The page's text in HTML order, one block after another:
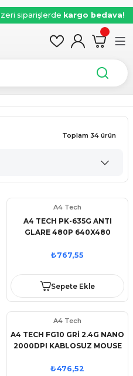
siparişlerde kargo bedava!
Toplam 34 ürün
A4 Tech
A4 TECH PK-635G ANTI
GLARE 480P 640X480
₺767,55
Sepete Ekle
A4 Tech
A4 TECH FG10 GRİ 2.4G NANO
2000DPI KABLOSUZ MOUSE
₺476,52